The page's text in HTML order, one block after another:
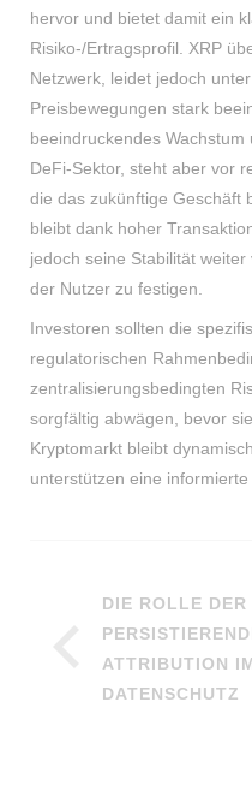
hervor und bietet damit ein
Risiko-/Ertragsprofil. XRP
Netzwerk, leidet jedoch
Preisbewegungen stark
beeindruckendes
DeFi-Sektor, steht aber vor
die das zukünftige Geschäft
bleibt dank hoher
jedoch seine Stabilität
der Nutzer zu festigen.
Investoren sollten die
regulatorischen
zentralisierungsbedingten
sorgfältig abwägen, bevor
Kryptomarkt bleibt
unterstützen eine
DIE ROLLE DER
ATTRIBUTION
DATENSCHUTZ